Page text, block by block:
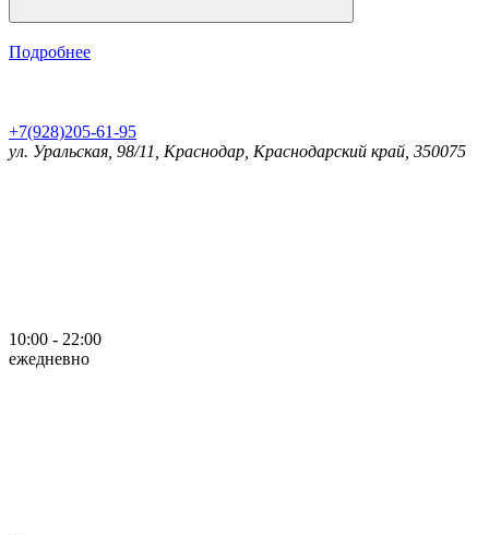
Подробнее
+7(928)205-61-95
ул. Уральская, 98/11, Краснодар, Краснодарский край, 350075
10:00 - 22:00
ежедневно